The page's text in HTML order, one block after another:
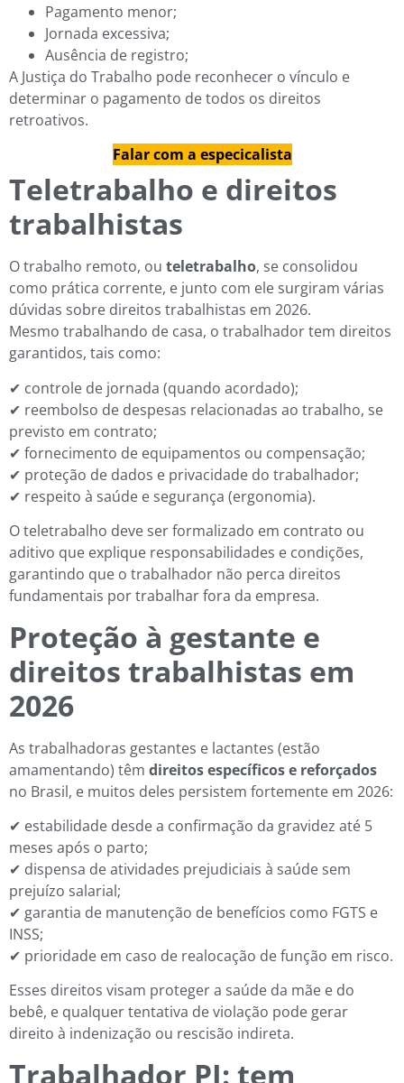
Pagamento menor;
Jornada excessiva;
Ausência de registro;
A Justiça do Trabalho pode reconhecer o vínculo e
determinar o pagamento de todos os direitos
retroativos.
Falar com a especicalista
Teletrabalho e direitos
trabalhistas
O trabalho remoto, ou teletrabalho, se consolidou
como prática corrente, e junto com ele surgiram várias
dúvidas sobre direitos trabalhistas em 2026.
Mesmo trabalhando de casa, o trabalhador tem direitos
garantidos, tais como:
✔ controle de jornada (quando acordado);
✔ reembolso de despesas relacionadas ao trabalho, se
previsto em contrato;
✔ fornecimento de equipamentos ou compensação;
✔ proteção de dados e privacidade do trabalhador;
✔ respeito à saúde e segurança (ergonomia).
O teletrabalho deve ser formalizado em contrato ou
aditivo que explique responsabilidades e condições,
garantindo que o trabalhador não perca direitos
fundamentais por trabalhar fora da empresa.
Proteção à gestante e
direitos trabalhistas em
2026
As trabalhadoras gestantes e lactantes (estão
amamentando) têm direitos específicos e reforçados
no Brasil, e muitos deles persistem fortemente em 2026:
✔ estabilidade desde a confirmação da gravidez até 5
meses após o parto;
✔ dispensa de atividades prejudiciais à saúde sem
prejuízo salarial;
✔ garantia de manutenção de benefícios como FGTS e
INSS;
✔ prioridade em caso de realocação de função em risco.
Esses direitos visam proteger a saúde da mãe e do
bebê, e qualquer tentativa de violação pode gerar
direito à indenização ou rescisão indireta.
Trabalhador PJ: tem